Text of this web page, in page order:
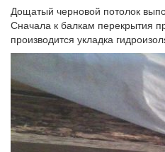
Дощатый черновой потолок
Сначала к балкам перекрытия
производится укладка